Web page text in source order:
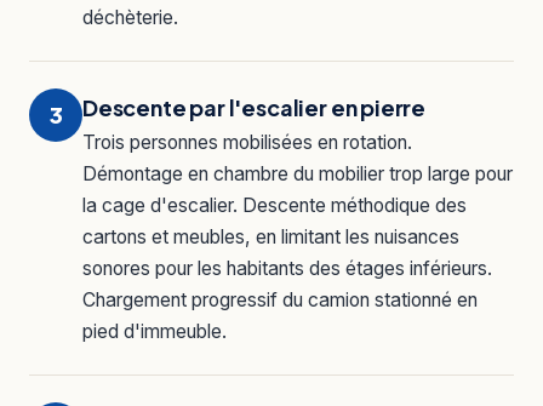
déchèterie.
3 Descente par l'escalier en pierre
Trois personnes mobilisées en rotation.
Démontage en chambre du mobilier trop large pour
la cage d'escalier. Descente méthodique des
cartons et meubles, en limitant les nuisances
sonores pour les habitants des étages inférieurs.
Chargement progressif du camion stationné en
pied d'immeuble.